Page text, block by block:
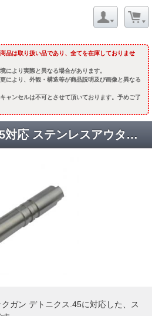
品は取り扱い品であり、全てを在庫しておりませ
により実際と異なる場合があります。
により、外観・構造等が商品説明及び画像と異なる
ャンセルは不可とさせて頂いております。予めご了
マルイ デトニクス45対応 ステンレスアウターバレル /クラシックシルバー(S937S/無刻印) [品切中.輸入待ち]
ガン デトニクス.45に対応した、ス